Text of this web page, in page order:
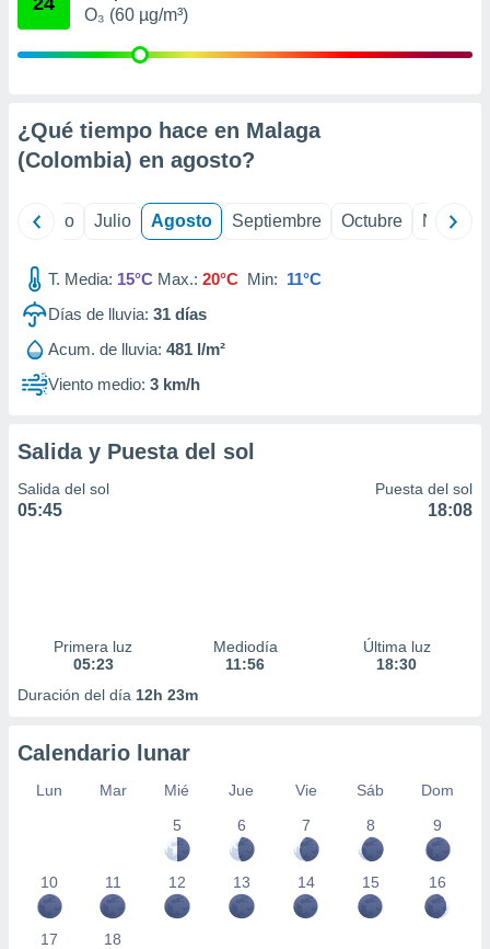
publicidad
1199
O₃ (60 µg/m³)
¿Qué tiempo hace en Malaga
(Colombia) en agosto?
Junio Julio Agosto Septiembre Octubre
T. Media: 15°C Max.: 20°C Min: 11°C
Días de lluvia: 31 días
Acum. de lluvia: 481 l/m²
Viento medio: 3 km/h
Salida y Puesta del sol
Salida del sol
05:45
Puesta del sol
18:08
Primera luz
05:23
Mediodía
11:56
Última luz
18:30
Duración del día 12h 23m
Calendario lunar
Lun Mar Mié Jue Vie Sáb
Dom
5
6 7 8 9
10 11 12 13 14 15 16
17 18